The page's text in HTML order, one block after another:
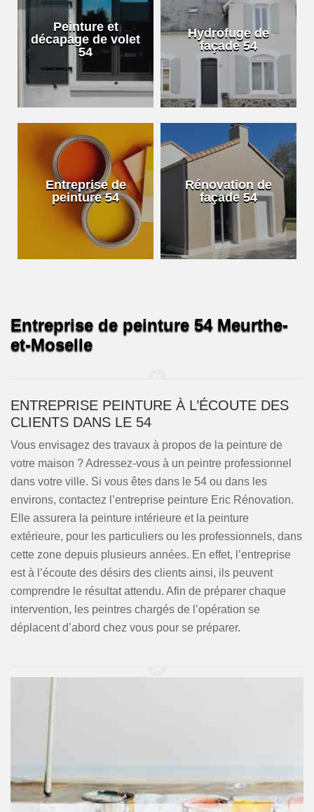
Peinture et
décapage de volet
54
Hydrofuge de
façade 54
Entreprise de
peinture 54
Rénovation de
façade 54
Entreprise de peinture 54 Meurthe-
et-Moselle
ENTREPRISE PEINTURE À L’ÉCOUTE DES
CLIENTS DANS LE 54
Vous envisagez des travaux à propos de la peinture de
votre maison ? Adressez-vous à un peintre professionnel
dans votre ville. Si vous êtes dans le 54 ou dans les
environs, contactez l’entreprise peinture Eric Rénovation.
Elle assurera la peinture intérieure et la peinture
extérieure, pour les particuliers ou les professionnels, dans
cette zone depuis plusieurs années. En effet, l’entreprise
est à l’écoute des désirs des clients ainsi, ils peuvent
comprendre le résultat attendu. Afin de préparer chaque
intervention, les peintres chargés de l’opération se
déplacent d’abord chez vous pour se préparer.